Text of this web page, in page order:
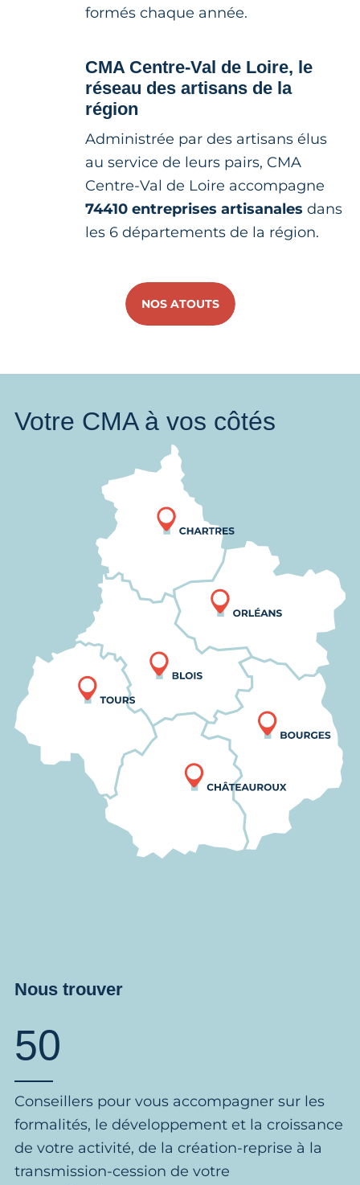
formés chaque année.
CMA Centre-Val de Loire, le
réseau des artisans de la
région
Administrée par des artisans élus
au service de leurs pairs, CMA
Centre-Val de Loire accompagne
74410 entreprises artisanales dans
les 6 départements de la région.
NOS ATOUTS
Votre CMA à vos côtés
Nous trouver
50
Conseillers pour vous accompagner sur les
formalités, le développement et la croissance
de votre activité, de la création-reprise à la
transmission-cession de votre